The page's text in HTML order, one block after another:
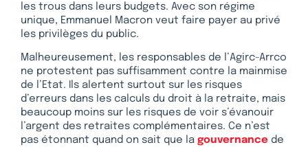
les trous dans leurs budgets. Avec son régime
unique, Emmanuel Macron veut faire payer au privé
les privilèges du public.
Malheureusement, les responsables de l’Agirc-Arrco
ne protestent pas suffisamment contre la mainmise
de l’Etat. Ils alertent surtout sur les risques
d’erreurs dans les calculs du droit à la retraite, mais
beaucoup moins sur les risques de voir s’évanouir
l’argent des retraites complémentaires. Ce n’est
pas étonnant quand on sait que la gouvernance de